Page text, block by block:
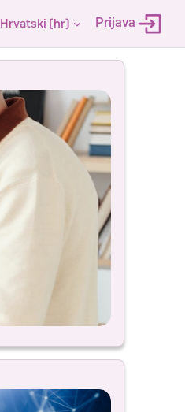
Hrvatski ‎(hr)‎
Prijava